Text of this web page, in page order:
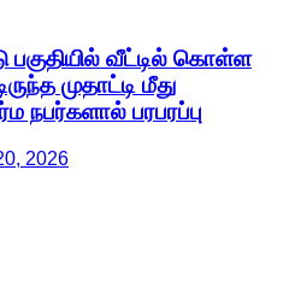
பகுதியில் வீட்டில் கொள்ள
முதாட்டி மீது
நபர்களால் பரபரப்பு
2026